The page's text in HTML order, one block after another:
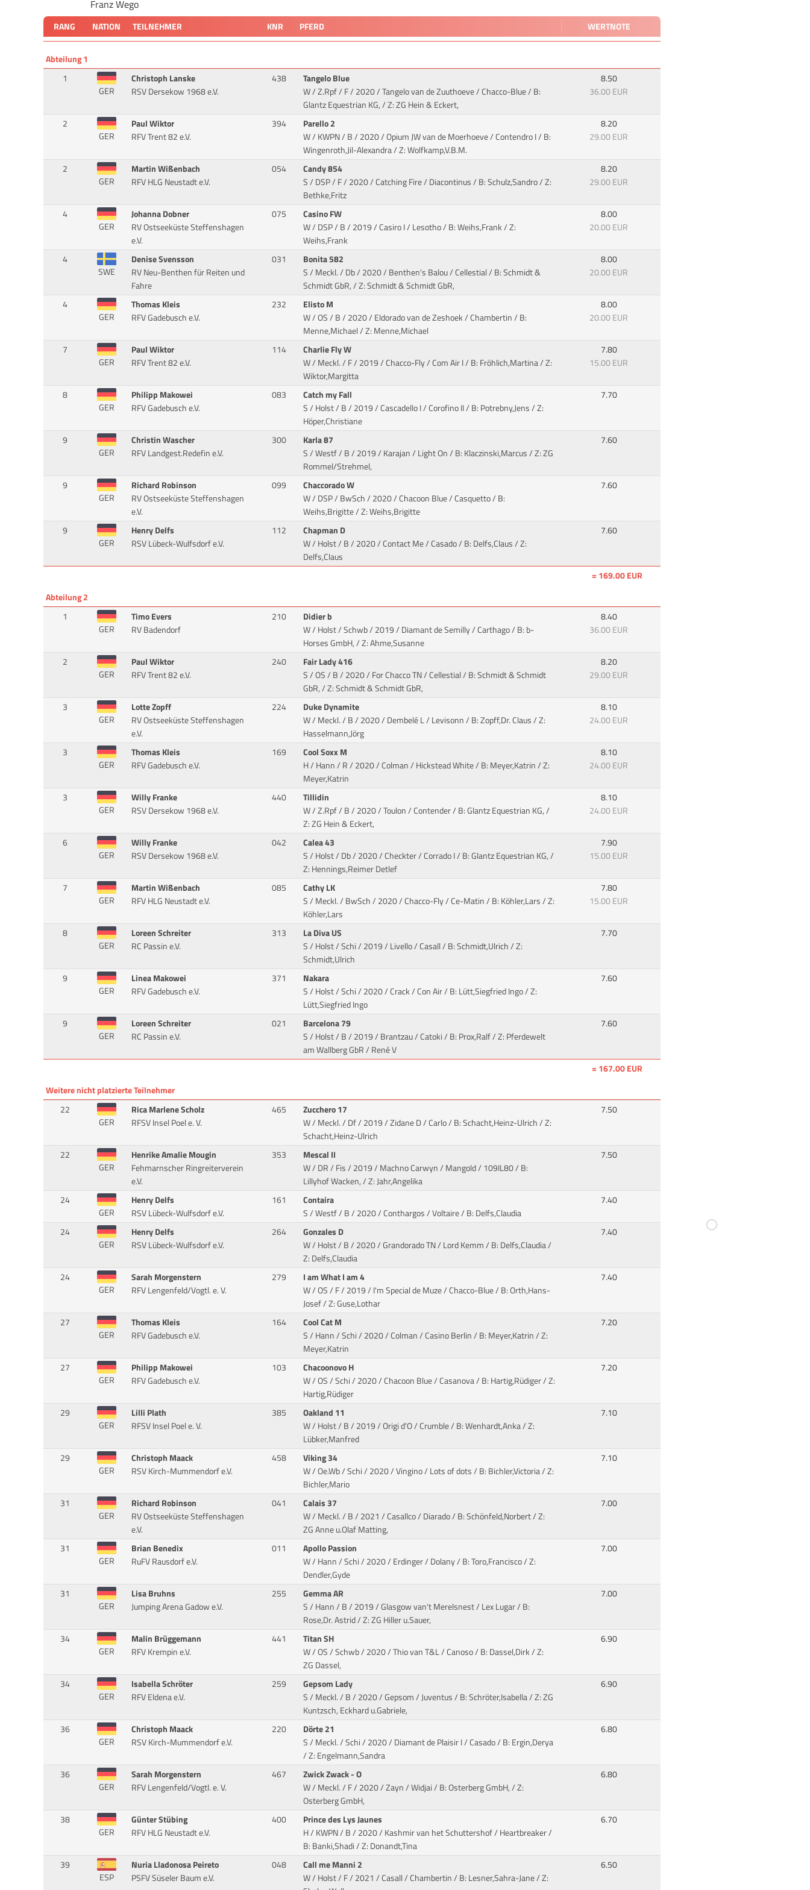
Franz Wego
RANG NATION TEILNEHMER KNR PFERD WERTNOTE
Abteilung 1
1
GER
Christoph Lanske
RSV Dersekow 1968 e.V.
438
Tangelo Blue
W / Z.Rpf / F / 2020 / Tangelo van de Zuuthoeve / Chacco-Blue/ B:
Glantz Equestrian KG, / Z: ZG Hein & Eckert,
8.50
36.00 EUR
2
GER
Paul Wiktor
RFV Trent 82 e.V.
394
Parello 2
W / KWPN / B / 2020 / Opium JW van de Moerhoeve / Contendro I/ B:
Wingenroth,Jil-Alexandra / Z: Wolfkamp,V.B.M.
8.20
29.00 EUR
2
GER
Martin Wißenbach
RFV HLG Neustadt e.V.
054
Candy 854
S / DSP / F / 2020 / Catching Fire / Diacontinus/ B: Schulz,Sandro / Z:
Bethke,Fritz
8.20
29.00 EUR
4
GER
Johanna Dobner
RV Ostseeküste Steffenshagen
e.V.
075
Casino FW
W / DSP / B / 2019 / Casiro I / Lesotho/ B: Weihs,Frank / Z:
Weihs,Frank
8.00
20.00 EUR
4
SWE
Denise Svensson
RV Neu-Benthen für Reiten und
Fahre
031
Bonita 582
S / Meckl. / Db / 2020 / Benthen's Balou / Cellestial/ B: Schmidt &
Schmidt GbR, / Z: Schmidt & Schmidt GbR,
8.00
20.00 EUR
4
GER
Thomas Kleis
RFV Gadebusch e.V.
232
Elisto M
W / OS / B / 2020 / Eldorado van de Zeshoek / Chambertin/ B:
Menne,Michael / Z: Menne,Michael
8.00
20.00 EUR
7
GER
Paul Wiktor
RFV Trent 82 e.V.
114
Charlie Fly W
W / Meckl. / F / 2019 / Chacco-Fly / Com Air I/ B: Fröhlich,Martina / Z:
Wiktor,Margitta
7.80
15.00 EUR
8
GER
Philipp Makowei
RFV Gadebusch e.V.
083
Catch my Fall
S / Holst / B / 2019 / Cascadello I / Corofino II/ B: Potrebny,Jens / Z:
Höper,Christiane
7.70
9
GER
Christin Wascher
RFV Landgest.Redefin e.V.
300
Karla 87
S / Westf / B / 2019 / Karajan / Light On/ B: Klaczinski,Marcus / Z: ZG
Rommel/Strehmel,
7.60
9
GER
Richard Robinson
RV Ostseeküste Steffenshagen
e.V.
099
Chaccorado W
W / DSP / BwSch / 2020 / Chacoon Blue / Casquetto/ B:
Weihs,Brigitte / Z: Weihs,Brigitte
7.60
9
GER
Henry Delfs
RSV Lübeck-Wulfsdorf e.V.
112
Chapman D
W / Holst / B / 2020 / Contact Me / Casado/ B: Delfs,Claus / Z:
Delfs,Claus
7.60
= 169.00 EUR
Abteilung 2
1
GER
Timo Evers
RV Badendorf
210
Didier b
W / Holst / Schwb / 2019 / Diamant de Semilly / Carthago/ B: b-
Horses GmbH, / Z: Ahme,Susanne
8.40
36.00 EUR
2
GER
Paul Wiktor
RFV Trent 82 e.V.
240
Fair Lady 416
S / OS / B / 2020 / For Chacco TN / Cellestial/ B: Schmidt & Schmidt
GbR, / Z: Schmidt & Schmidt GbR,
8.20
29.00 EUR
3
GER
Lotte Zopff
RV Ostseeküste Steffenshagen
e.V.
224
Duke Dynamite
W / Meckl. / B / 2020 / Dembelé L / Levisonn/ B: Zopff,Dr. Claus / Z:
Hasselmann,Jörg
8.10
24.00 EUR
3
GER
Thomas Kleis
RFV Gadebusch e.V.
169
Cool Soxx M
H / Hann / R / 2020 / Colman / Hickstead White/ B: Meyer,Katrin / Z:
Meyer,Katrin
8.10
24.00 EUR
3
GER
Willy Franke
RSV Dersekow 1968 e.V.
440
Tillidin
W / Z.Rpf / B / 2020 / Toulon / Contender/ B: Glantz Equestrian KG, /
Z: ZG Hein & Eckert,
8.10
24.00 EUR
6
GER
Willy Franke
RSV Dersekow 1968 e.V.
042
Calea 43
S / Holst / Db / 2020 / Checkter / Corrado I/ B: Glantz Equestrian KG, /
Z: Hennings,Reimer Detlef
7.90
15.00 EUR
7
GER
Martin Wißenbach
RFV HLG Neustadt e.V.
085
Cathy LK
S / Meckl. / BwSch / 2020 / Chacco-Fly / Ce-Matin/ B: Köhler,Lars / Z:
Köhler,Lars
7.80
15.00 EUR
8
GER
Loreen Schreiter
RC Passin e.V.
313
La Diva US
S / Holst / Schi / 2019 / Livello / Casall/ B: Schmidt,Ulrich / Z:
Schmidt,Ulrich
7.70
9
GER
Linea Makowei
RFV Gadebusch e.V.
371
Nakara
S / Holst / Schi / 2020 / Crack / Con Air/ B: Lütt,Siegfried Ingo / Z:
Lütt,Siegfried Ingo
7.60
9
GER
Loreen Schreiter
RC Passin e.V.
021
Barcelona 79
S / Holst / B / 2019 / Brantzau / Catoki/ B: Prox,Ralf / Z: Pferdewelt
am Wallberg GbR / René V
7.60
= 167.00 EUR
Weitere nicht platzierte Teilnehmer
22
GER
Rica Marlene Scholz
RFSV Insel Poel e. V.
465
Zucchero 17
W / Meckl. / Df / 2019 / Zidane D / Carlo/ B: Schacht,Heinz-Ulrich / Z:
Schacht,Heinz-Ulrich
7.50
22
GER
Henrike Amalie Mougin
Fehmarnscher Ringreiterverein
e.V.
353
Mescal II
W / DR / Fis / 2019 / Machno Carwyn / Mangold/ 109IL80 / B:
Lillyhof Wacken, / Z: Jahr,Angelika
7.50
24
GER
Henry Delfs
RSV Lübeck-Wulfsdorf e.V.
161
Contaira
S / Westf / B / 2020 / Conthargos / Voltaire/ B: Delfs,Claudia
7.40
24
GER
Henry Delfs
RSV Lübeck-Wulfsdorf e.V.
264
Gonzales D
W / Holst / B / 2020 / Grandorado TN / Lord Kemm/ B: Delfs,Claudia /
Z: Delfs,Claudia
7.40
24
GER
Sarah Morgenstern
RFV Lengenfeld/Vogtl. e. V.
279
I am What I am 4
W / OS / F / 2019 / I'm Special de Muze / Chacco-Blue/ B: Orth,Hans-
Josef / Z: Guse,Lothar
7.40
27
GER
Thomas Kleis
RFV Gadebusch e.V.
164
Cool Cat M
S / Hann / Schi / 2020 / Colman / Casino Berlin/ B: Meyer,Katrin / Z:
Meyer,Katrin
7.20
27
GER
Philipp Makowei
RFV Gadebusch e.V.
103
Chacoonovo H
W / OS / Schi / 2020 / Chacoon Blue / Casanova/ B: Hartig,Rüdiger / Z:
Hartig,Rüdiger
7.20
29
GER
Lilli Plath
RFSV Insel Poel e. V.
385
Oakland 11
W / Holst / B / 2019 / Origi d'O / Crumble/ B: Wenhardt,Anka / Z:
Lübker,Manfred
7.10
29
GER
Christoph Maack
RSV Kirch-Mummendorf e.V.
458
Viking 34
W / Oe.Wb / Schi / 2020 / Vingino / Lots of dots/ B: Bichler,Victoria / Z:
Bichler,Mario
7.10
31
GER
Richard Robinson
RV Ostseeküste Steffenshagen
e.V.
041
Calais 37
W / Meckl. / B / 2021 / Casallco / Diarado/ B: Schönfeld,Norbert / Z:
ZG Anne u.Olaf Matting,
7.00
31
GER
Brian Benedix
RuFV Rausdorf e.V.
011
Apollo Passion
W / Hann / Schi / 2020 / Erdinger / Dolany/ B: Toro,Francisco / Z:
Dendler,Gyde
7.00
31
GER
Lisa Bruhns
Jumping Arena Gadow e.V.
255
Gemma AR
S / Hann / B / 2019 / Glasgow van't Merelsnest / Lex Lugar/ B:
Rose,Dr. Astrid / Z: ZG Hiller u.Sauer,
7.00
34
GER
Malin Brüggemann
RFV Krempin e.V.
441
Titan SH
W / OS / Schwb / 2020 / Thio van T&L / Canoso/ B: Dassel,Dirk / Z:
ZG Dassel,
6.90
34
GER
Isabella Schröter
RFV Eldena e.V.
259
Gepsom Lady
S / Meckl. / B / 2020 / Gepsom / Juventus/ B: Schröter,Isabella / Z: ZG
Kuntzsch, Eckhard u.Gabriele,
6.90
36
GER
Christoph Maack
RSV Kirch-Mummendorf e.V.
220
Dörte 21
S / Meckl. / Schi / 2020 / Diamant de Plaisir I / Casado/ B: Ergin,Derya
/ Z: Engelmann,Sandra
6.80
36
GER
Sarah Morgenstern
RFV Lengenfeld/Vogtl. e. V.
467
Zwick Zwack - O
W / Meckl. / F / 2020 / Zayn / Widjai/ B: Osterberg GmbH, / Z:
Osterberg GmbH,
6.80
38
GER
Günter Stübing
RFV HLG Neustadt e.V.
400
Prince des Lys Jaunes
H / KWPN / B / 2020 / Kashmir van het Schuttershof / Heartbreaker/
B: Banki,Shadi / Z: Donandt,Tina
6.70
39
ESP
Nuria Lladonosa Peireto
PSFV Süseler Baum e.V.
048
Call me Manni 2
W / Holst / F / 2021 / Casall / Chambertin/ B: Lesner,Sahra-Jane / Z:
6.50